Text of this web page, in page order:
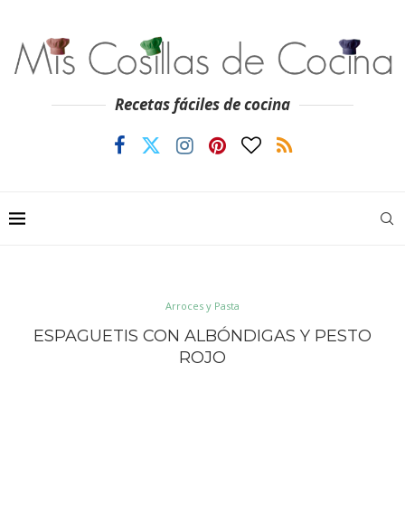
Recetas fáciles de cocina
Arroces y Pasta
ESPAGUETIS CON ALBÓNDIGAS Y PESTO
ROJO